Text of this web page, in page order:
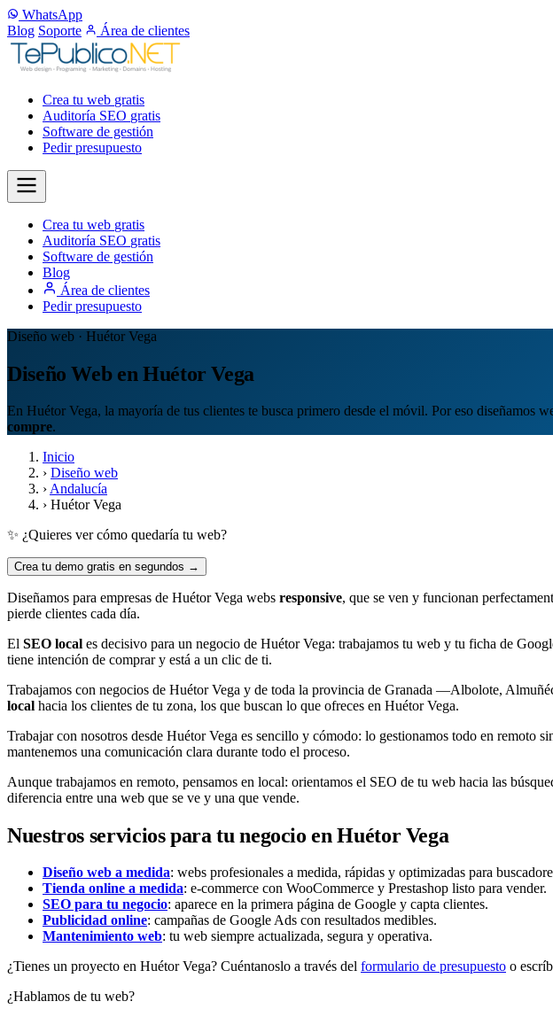
WhatsApp
Blog Soporte Área de clientes
Crea tu web gratis
Auditoría SEO gratis
Software de gestión
Pedir presupuesto
Crea tu web gratis
Auditoría SEO gratis
Software de gestión
Blog
Área de clientes
Pedir presupuesto
Diseño web · Huétor Vega
Diseño Web en Huétor Vega
En Huétor Vega, la mayoría de tus clientes te busca primero desde el móvil. Por eso diseñamos
compre.
Inicio
› Diseño web
› Andalucía
› Huétor Vega
✨ ¿Quieres ver cómo quedaría tu web?
Crea tu demo gratis en segundos →
Diseñamos para empresas de Huétor Vega webs responsive, que se ven y funcionan
pierde clientes cada día.
El SEO local es decisivo para un negocio de Huétor Vega: trabajamos tu web y tu ficha de
tiene intención de comprar y está a un clic de ti.
Trabajamos con negocios de Huétor Vega y de toda la provincia de Granada —Albolote,
local hacia los clientes de tu zona, los que buscan lo que ofreces en Huétor Vega.
Trabajar con nosotros desde Huétor Vega es sencillo y cómodo: lo gestionamos todo en remoto
mantenemos una comunicación clara durante todo el proceso.
Aunque trabajamos en remoto, pensamos en local: orientamos el SEO de tu web hacia las
diferencia entre una web que se ve y una que vende.
Nuestros servicios para tu negocio en Huétor Vega
Diseño web a medida: webs profesionales a medida, rápidas y optimizadas para
Tienda online a medida: e-commerce con WooCommerce y Prestashop listo para vender.
SEO para tu negocio: aparece en la primera página de Google y capta clientes.
Publicidad online: campañas de Google Ads con resultados medibles.
Mantenimiento web: tu web siempre actualizada, segura y operativa.
¿Tienes un proyecto en Huétor Vega? Cuéntanoslo a través del formulario de presupuesto o
¿Hablamos de tu web?